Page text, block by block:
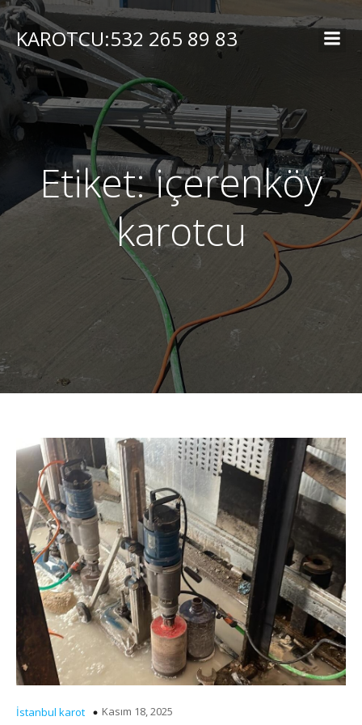
İçeriğe
geçKAROTCU:532 265 89 83
Etiket:içerenköy
karotcu
İstanbul karot Kasım 18, 2025